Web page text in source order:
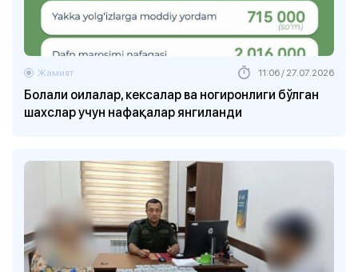
Болали оилалар, кексалар ва ногиронлиги бўлган
шахслар учун нафақалар янгиланди
Жамият 11:06 / 27.07.2026